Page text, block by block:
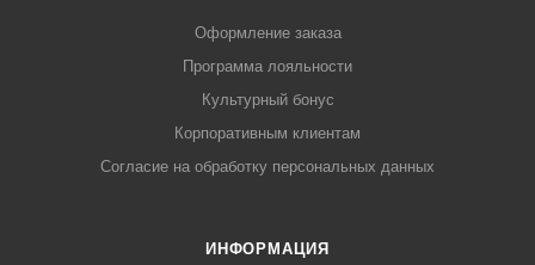
Оформление заказа
Программа лояльности
Культурный бонус
Корпоративным клиентам
Согласие на обработку персональных данных
ИНФОРМАЦИЯ